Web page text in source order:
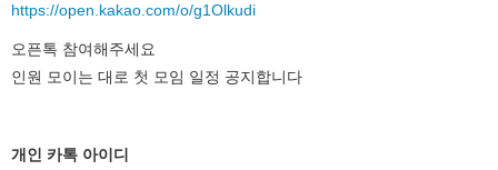
https://open.kakao.com/o/g1Olkudi
오픈톡 참여해주세요
인원 모이는 대로 첫 모임 일정 공지합니다
개인 카톡 아이디